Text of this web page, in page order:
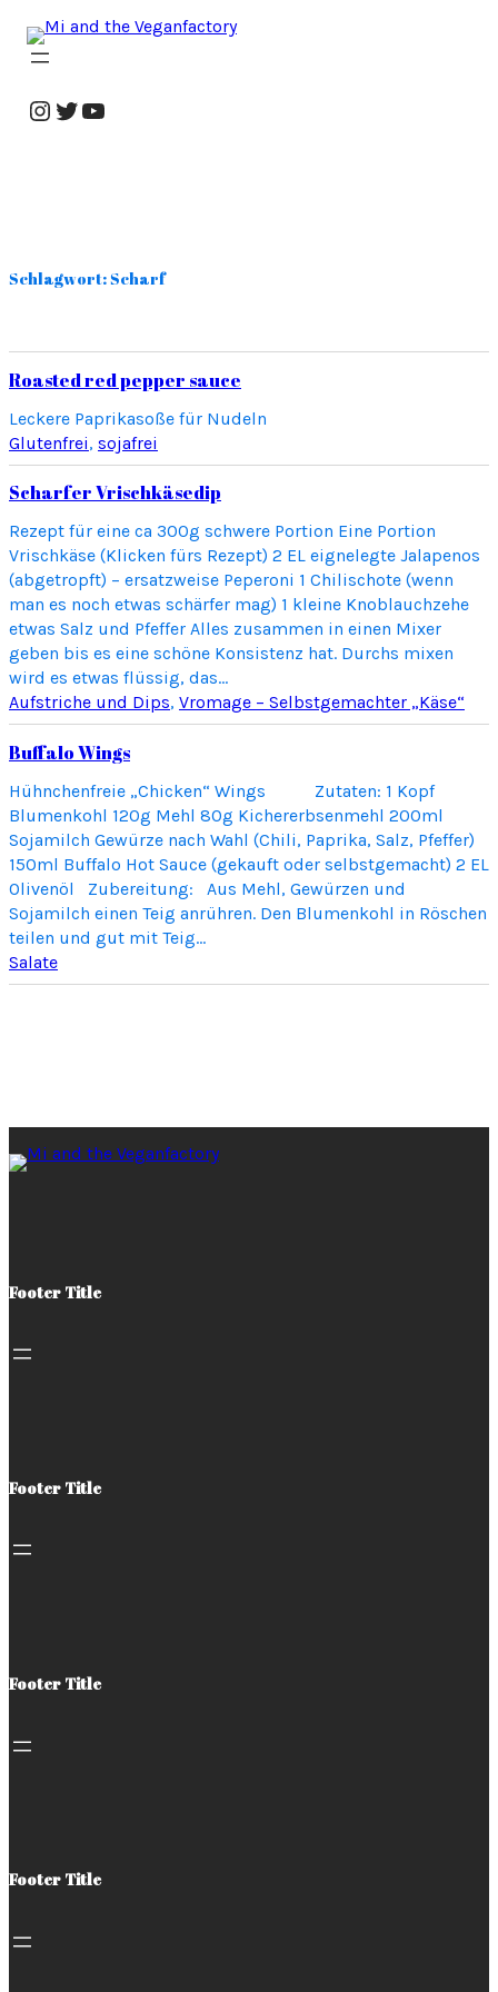
Inhalt
springen
Instagram
Twitter
YouTube
Schlagwort:Scharf
Roasted red pepper sauce
Leckere Paprikasoße für Nudeln
Glutenfrei, sojafrei
Scharfer Vrischkäsedip
Rezept für eine ca 300g schwere Portion Eine Portion
Vrischkäse (Klicken fürs Rezept) 2 EL eignelegte Jalapenos
(abgetropft) – ersatzweise Peperoni 1 Chilischote (wenn
man es noch etwas schärfer mag) 1 kleine Knoblauchzehe
etwas Salz und Pfeffer Alles zusammen in einen Mixer
geben bis es eine schöne Konsistenz hat. Durchs mixen
wird es etwas flüssig, das…
Aufstriche und Dips, Vromage – Selbstgemachter „Käse“
Buffalo Wings
Hühnchenfreie „Chicken“ Wings Zutaten: 1 Kopf
Blumenkohl 120g Mehl 80g Kichererbsenmehl 200ml
Sojamilch Gewürze nach Wahl (Chili, Paprika, Salz, Pfeffer)
150ml Buffalo Hot Sauce (gekauft oder selbstgemacht) 2 EL
Olivenöl Zubereitung: Aus Mehl, Gewürzen und
Sojamilch einen Teig anrühren. Den Blumenkohl in Röschen
teilen und gut mit Teig…
Salate
Footer Title
Footer Title
Footer Title
Footer Title